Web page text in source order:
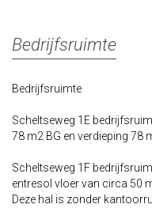
Bedrijfsruimte
Bedrijfsruimte
Scheltseweg 1E
78 m2 BG en verdieping 78
Scheltseweg 1F
entresol vloer van circa 50
Deze hal is zonder